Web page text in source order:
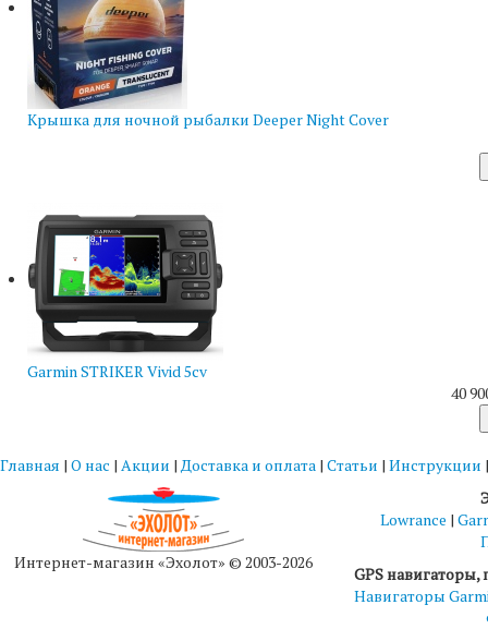
Крышка для ночной рыбалки Deeper Night Cover
Garmin STRIKER Vivid 5cv
40
Главная | О нас | Акции |Доставка и оплата | Статьи | Инструкции
Интернет-магазин «Эхолот» © 2003-2026
Lowrance |
GPS
Навигаторы